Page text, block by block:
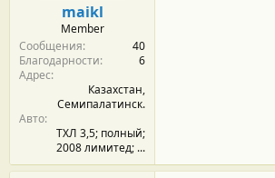
maikl
Member
Сообщения
40
Благодарности
6
Адрес
Казахстан,
Семипалатинск.
Авто
ТХЛ 3,5; полный;
2008 лимитед; ...